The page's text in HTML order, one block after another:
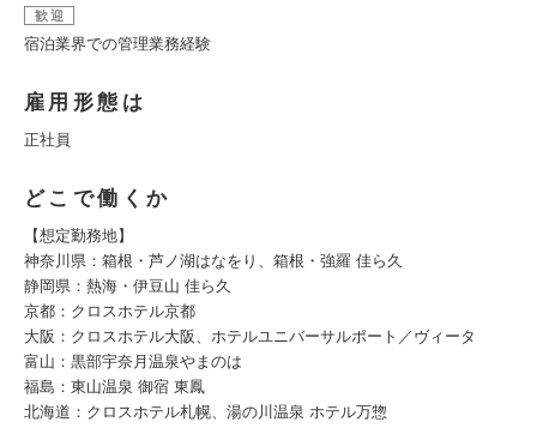
歓迎
宿泊業界での管理業務経験
雇用形態は
正社員
どこで働くか
【想定勤務地】
神奈川県：箱根・芦ノ湖はなをり、箱根・強羅 佳ら久
静岡県：熱海・伊豆山 佳ら久
京都：クロスホテル京都
大阪：クロスホテル大阪、ホテルユニバーサルポート／ヴィータ
富山：黒部宇奈月温泉やまのは
福島：東山温泉 御宿 東鳳
北海道：クロスホテル札幌、湯の川温泉 ホテル万惣